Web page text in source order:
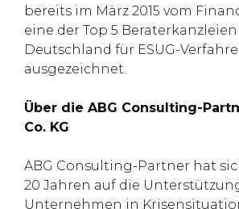
bereits im März 2015 vom
eine der Top 5
Deutschland für ESUG-
ausgezeichnet.
Über die ABG Consulting-
Co. KG
ABG Consulting-Partner hat
20 Jahren auf die
Unternehmen in